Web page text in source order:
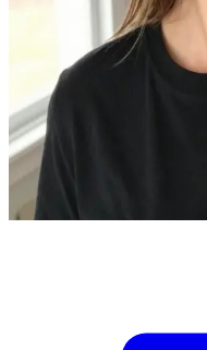
সহজ-সরল ডেনিশ নারী সেলমা
একটি চমৎকার ক্যাফেতে আপনার
খোলা থাকে এবং পরনে একটি কালো
চাইলে তার সাথে কথা শুরু করতে
Show more